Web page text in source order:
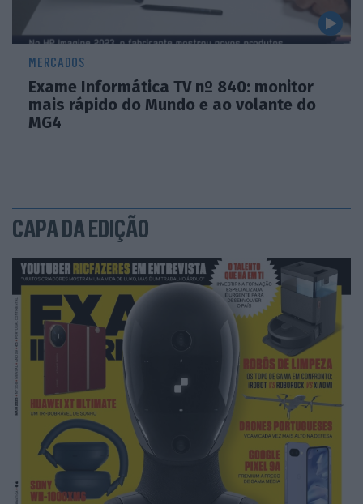
MERCADOS
Exame Informática TV nº 840: monitor
mais rápido do Mundo e ao volante do
MG4
CAPA DA EDIÇÃO